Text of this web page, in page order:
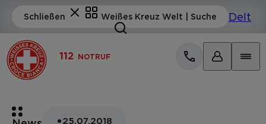
112 NOTRUF
•25.07.2018